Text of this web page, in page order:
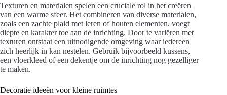
Texturen en materialen spelen een cruciale rol in het creëren
van een warme sfeer. Het combineren van diverse materialen,
zoals een zachte plaid met leren of houten elementen, voegt
diepte en karakter toe aan de inrichting. Door te variëren met
texturen ontstaat een uitnodigende omgeving waar iedereen
zich heerlijk in kan nestelen. Gebruik bijvoorbeeld kussens,
een vloerkleed of een dekentje om de inrichting nog gezelliger
te maken.
Decoratie ideeën voor kleine ruimtes